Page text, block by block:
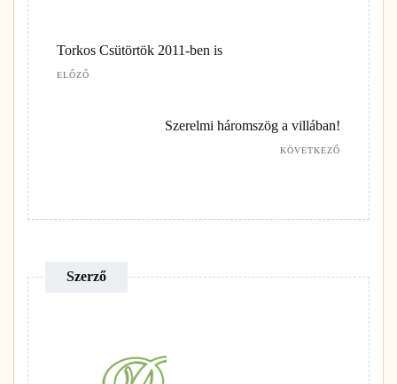
Torkos Csütörtök 2011-ben is
ELŐZŐ
Szerelmi háromszög a villában!
KÖVETKEZŐ
Szerző